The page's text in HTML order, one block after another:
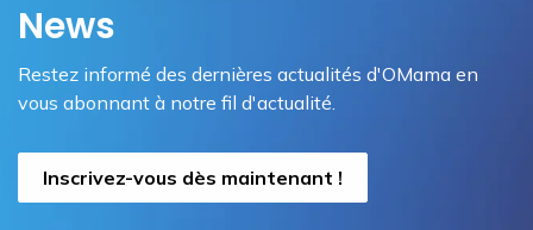
News
Restez informé des dernières actualités d'OMama en
vous abonnant à notre fil d'actualité.
Inscrivez-vous dès maintenant !